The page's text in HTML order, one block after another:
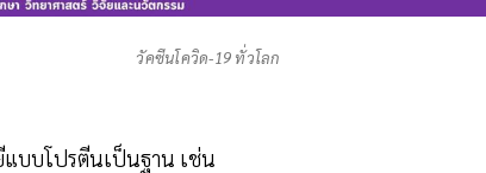
วัคซีนโควิด-19 ทั่วโลก
แบบโปรตีนเป็นฐาน เช่น